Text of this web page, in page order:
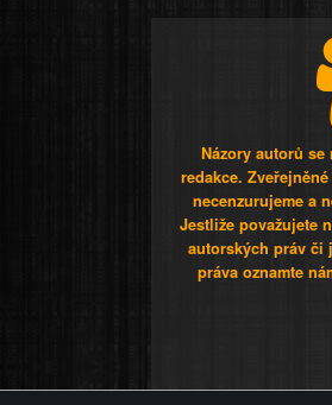
Názory autorů
redakce.
necenzurujeme a
Jestliže považujete
autorských práv či
práva oznamte